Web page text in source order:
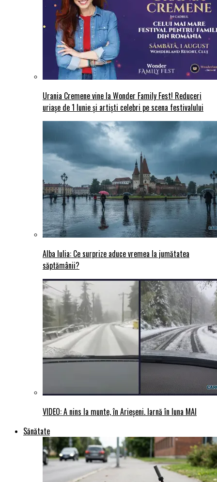
Urania Cremene vine la Wonder Family Fest! Reduceri
uriașe de 1 Iunie și artiști celebri pe scena festivalului
Alba Iulia: Ce surprize aduce vremea la jumătatea
săptămânii?
VIDEO: A nins la munte, în Arieșeni. Iarnă în luna MAI
Sănătate